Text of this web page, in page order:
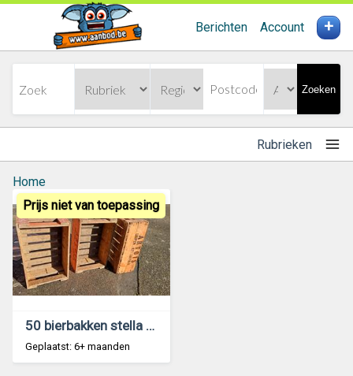
Berichten Account +
Zoeken
Rubrieken
Home
50 bierbakken stella artois
Geplaatst: 6+ maanden
Prijs niet van toepassing